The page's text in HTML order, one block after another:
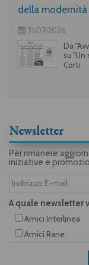
della modernità
31/07/2026
Da
su "Un
Corti
Newsletter
Per rimanere
iniziative e
A quale newsletter
Amici Interlinea
Amici Rane